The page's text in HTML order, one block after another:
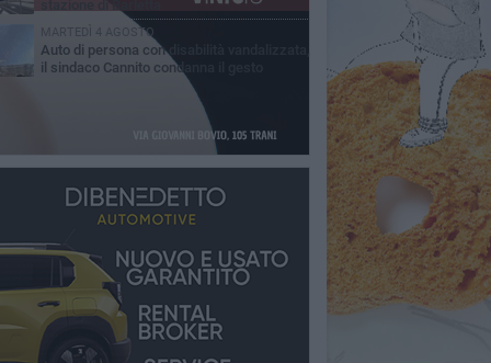
MARTEDÌ 4 AGOSTO
Auto di persona con disabilità vandalizzata,
il sindaco Cannito condanna il gesto